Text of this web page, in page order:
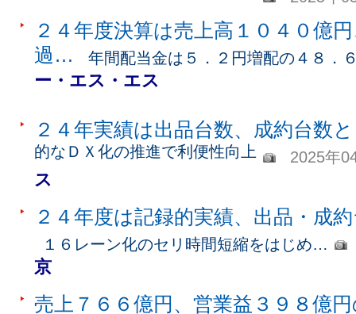
２４年度決算は売上高１０４０億
過… 年間配当金は５．２円増配の４８．
ー・エス・エス
２４年実績は出品台数、成約台数
的なＤＸ化の推進で利便性向上 2025年
ス
２４年度は記録的実績、出品・成
１６レーン化のセリ時間短縮をはじめ…
京
売上７６６億円、営業益３９８億